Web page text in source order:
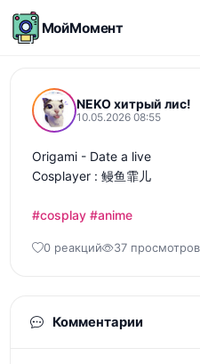
МойМомент
NEKO хитрый лис!
10.05.2026 08:55
Origami - Date a live
Cosplayer : 鳗鱼霏儿
#cosplay #anime
0 реакций 37 просмотров
Комментарии